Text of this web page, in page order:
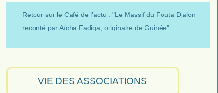
Retour sur le Café de l’actu : "Le Massif du Fouta Djalon
reconté par Aïcha Fadiga, originaire de Guinée"
VIE DES ASSOCIATIONS